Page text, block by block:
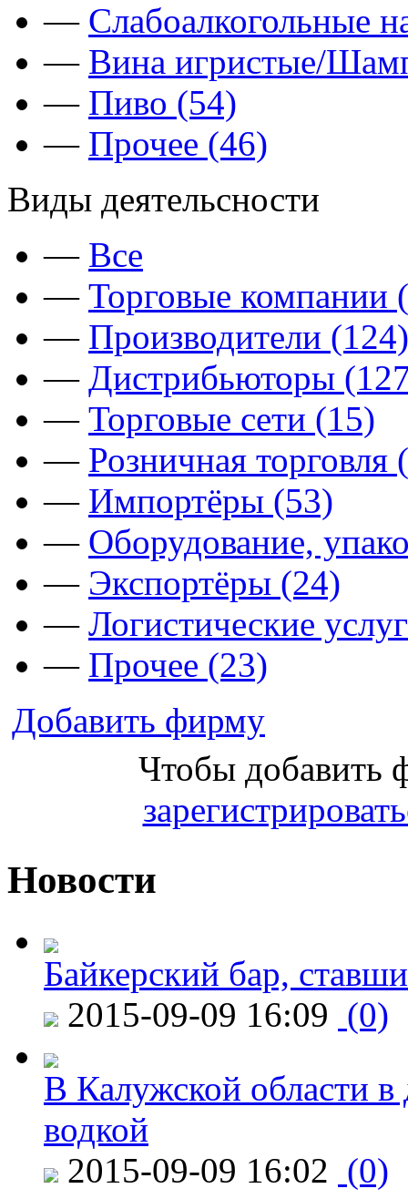
— Слабоалкогольные
— Вина игристые/
— Пиво (54)
— Прочее (46)
Виды деятельсности
— Все
— Торговые компании
— Производители (124)
— Дистрибьюторы
— Торговые сети (15)
— Розничная торговля
— Импортёры (53)
— Оборудование,
— Экспортёры (24)
— Логистические
— Прочее (23)
Добавить фирму
Чтобы добавить
Новости
Байкерский бар,
2015-09-09 16:09 (0)
В Калужской области в
водкой
2015-09-09 16:02 (0)